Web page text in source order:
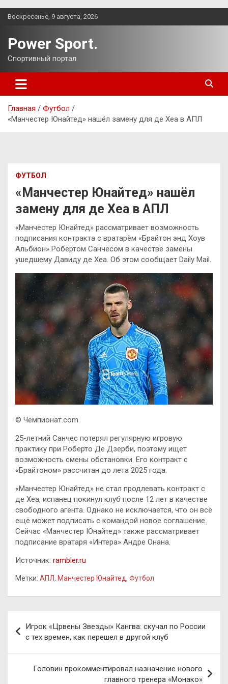
Перейти
Воскресенье, 9 августа, 2026
Power Sport.
Спортивный портал.
Главная
Футбол
«Манчестер Юнайтед» нашёл замену для де Хеа в АПЛ
ФУТБОЛ
«Манчестер Юнайтед» нашёл
замену для де Хеа в АПЛ
«Манчестер Юнайтед» рассматривает возможность
подписания контракта с вратарём «Брайтон энд Хоув
Альбион» Робертом Санчесом в качестве замены
ушедшему Давиду де Хеа. Об этом сообщает Daily Mail.
© Чемпионат.com
25-летний Санчес потерял регулярную игровую
практику при Роберто Де Дзерби, поэтому ищет
возможность смены обстановки. Его контракт с
«Брайтоном» рассчитан до лета 2025 года.
«Манчестер Юнайтед» не стал продлевать контракт с
де Хеа, испанец покинул клуб после 12 лет в качестве
свободного агента. Однако не исключается, что он всё
ещё может подписать с командой новое соглашение.
Сейчас «Манчестер Юнайтед» также рассматривает
подписание вратаря «Интера» Андре Онана.
Источник: rambler.ru
Метки: АПЛ, Манчестер Юнайтед, Футбол
по
записям
Игрок «Црвены Звезды» Кангва: скучал по России
с тех времен, как перешел в другой клуб
Головин прокомментировал назначение нового
главного тренера «Монако»